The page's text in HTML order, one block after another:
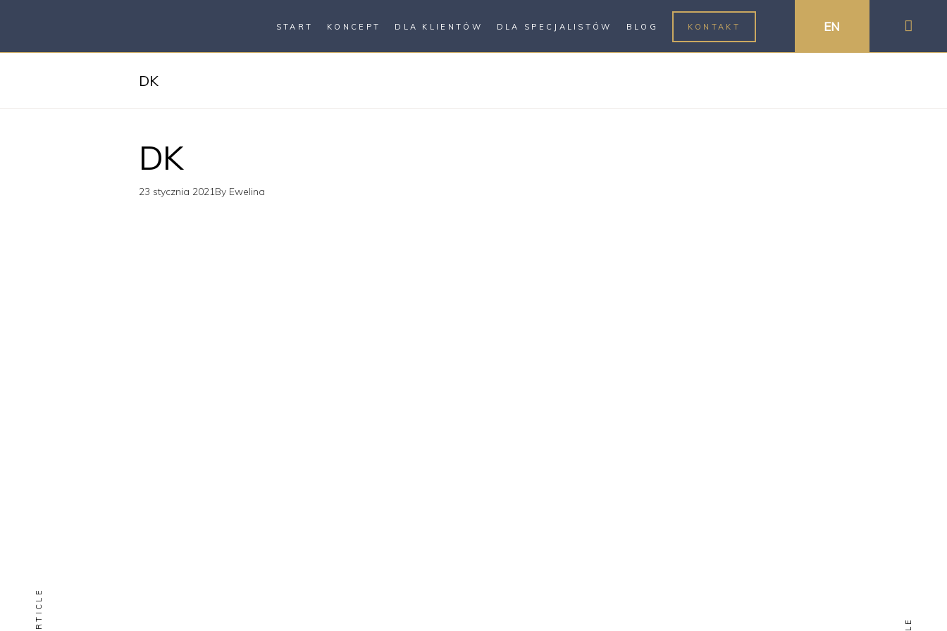
START KONCEPT DLA KLIENTÓW DLA SPECJALISTÓW BLOG KONTAKT EN
DK
DK
23 stycznia 2021By Ewelina